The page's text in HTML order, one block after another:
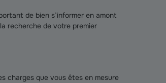
de bien s’informer en amont
recherche de votre premier
charges que vous êtes en mesure